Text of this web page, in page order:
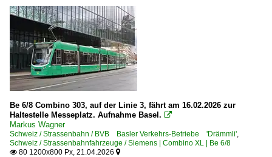
Be 6/8 Combino 303, auf der Linie 3, fährt am 16.02.2026 zur
Haltestelle Messeplatz. Aufnahme Basel. 
Markus Wagner
Schweiz / Strassenbahn / BVB Basler Verkehrs-Betriebe 'Drämmli',
Schweiz / Strassenbahnfahrzeuge / Siemens | Combino XL | Be 6/8
 80 1200x800 Px, 21.04.2026 